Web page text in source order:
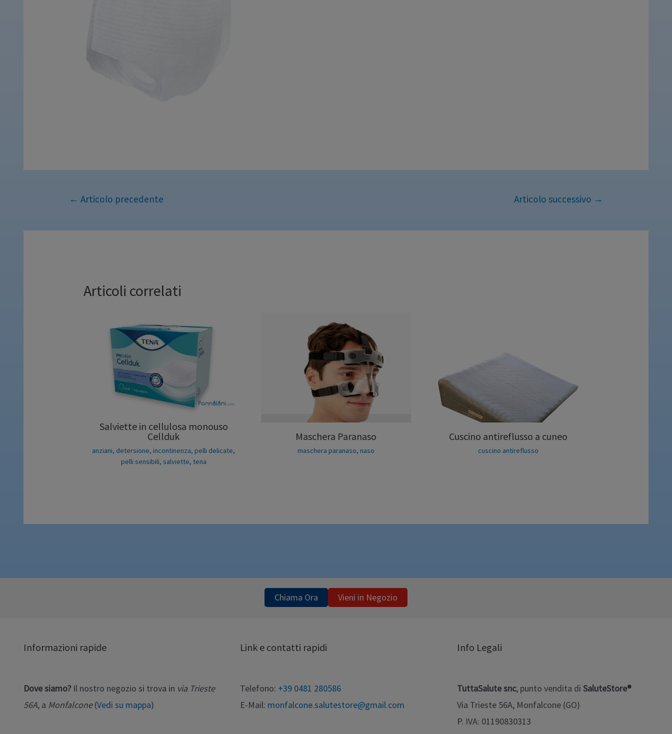
← Articolo precedente Articolo successivo →
Articoli correlati
Salviette in cellulosa monouso
Cellduk
anziani, detersione,incontinenza,pelli delicate,
pelli sensibili, salviette, tena
Maschera Paranaso
maschera paranaso, naso
Cuscino antireflusso a cuneo
cuscino antireflusso
Chiama Ora Vieni in Negozio
Informazioni rapide
Dove siamo? Il nostro negozio si trova in via Trieste
56A, a Monfalcone(Vedi su mappa)
Link e contatti rapidi
Telefono: +39 0481 280586
E-Mail: monfalcone.salutestore@gmail.com
Info Legali
TuttaSalute snc, punto vendita di SaluteStore®
Via Trieste 56A, Monfalcone (GO)
P. IVA: 01190830313